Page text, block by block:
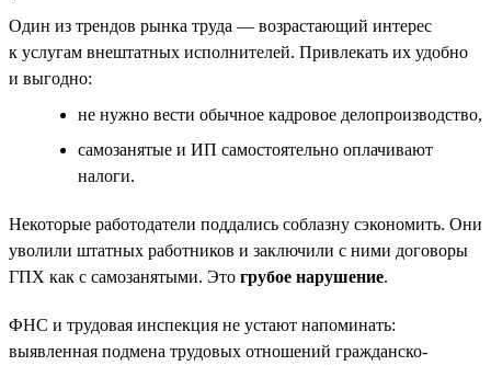
Один из трендов рынка труда — возрастающий интерес
к услугам внештатных исполнителей. Привлекать их удобно
и выгодно:
не нужно вести обычное кадровое делопроизводство,
самозанятые и ИП самостоятельно оплачивают
налоги.
Некоторые работодатели поддались соблазну сэкономить. Они
уволили штатных работников и заключили с ними договоры
ГПХ как с самозанятыми. Это грубое нарушение.
ФНС и трудовая инспекция не устают напоминать:
выявленная подмена трудовых отношений гражданско-